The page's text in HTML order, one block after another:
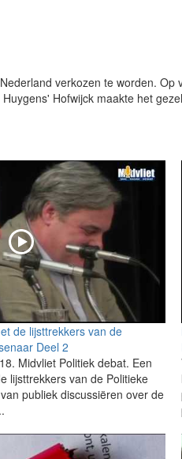
verkozen te worden. Op
Hofwijck maakte het
de lijsttrekkers van de
Deel 2
Midvliet Politiek debat. Een
lijsttrekkers van de Politieke
publiek discussiëren over de